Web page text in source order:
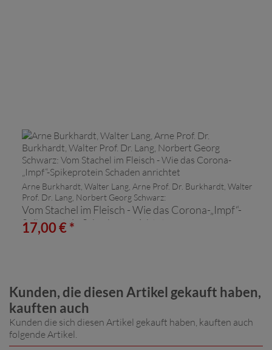
Arne Burkhardt, Walter Lang, Arne Prof. Dr. Burkhardt, Walter
Prof. Dr. Lang, Norbert Georg Schwarz:
Vom Stachel im Fleisch - Wie das Corona-„Impf“-
Spikeprotein Schaden anrichtet
17,00 € *
Kunden, die diesen Artikel gekauft haben,
kauften auch
Kunden die sich diesen Artikel gekauft haben, kauften auch
folgende Artikel.